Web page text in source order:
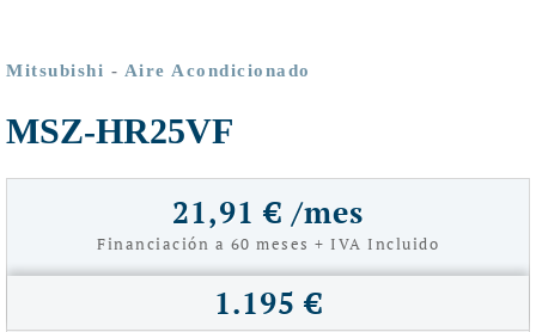
Mitsubishi - Aire Acondicionado
MSZ-HR25VF
21,91 € /mes
Financiación a 60 meses + IVA Incluido
1.195 €